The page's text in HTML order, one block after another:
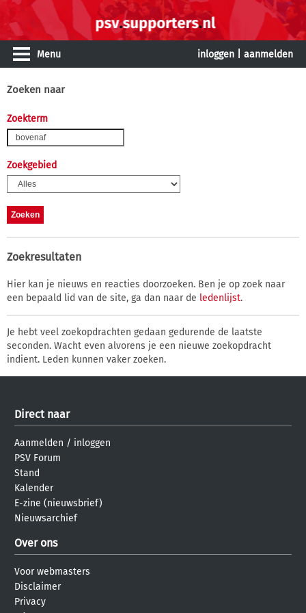
Menu inloggen aanmelden
Zoeken naar
Zoekterm
Zoekgebied
Zoekresultaten
Hier kan je nieuws en reacties doorzoeken. Ben je op zoek naar
een bepaald lid van de site, ga dan naar de ledenlijst.
Je hebt veel zoekopdrachten gedaan gedurende de laatste
seconden. Wacht even alvorens je een nieuwe zoekopdracht
indient. Leden kunnen vaker zoeken.
Direct naar
Aanmelden / inloggen
PSV Forum
Stand
Kalender
E-zine (nieuwsbrief)
Nieuwsarchief
Over ons
Voor webmasters
Disclaimer
Privacy